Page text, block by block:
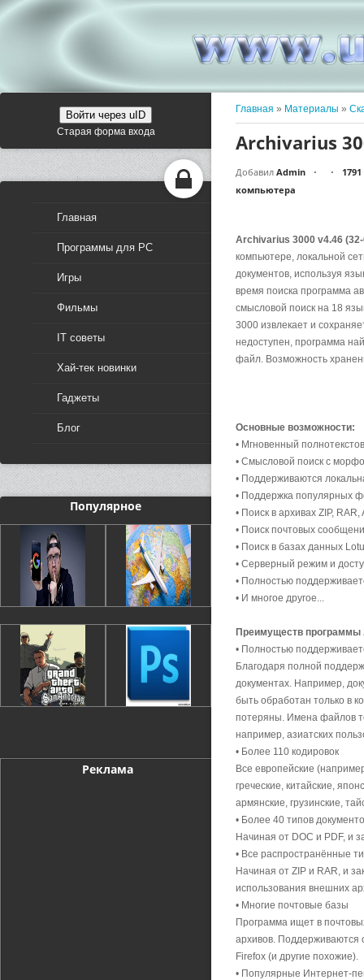
Войти через uID
Старая форма входа
Главная
Программы для PC
Игры
Фильмы
IT советы
Хай-тек новинки
Гаджеты
Блог
Популярное
Реклама
Главная » Материалы »
Archivarius
Добавил Admin • •
компьютера
Archivarius 3000 v4.46
компьютере, локальной
документов, используя
время поиска программа
смысловой поиск на 18
3000 извлекает и
недоступен, программа
файл. Возможность
Основные возможности:
• Мгновенный
• Смысловой поиск с
• Поддерживаются
• Поддержка популярных
• Поиск в архивах ZIP, RAR,
• Поиск почтовых
• Поиск в базах данных
• Серверный режим и
• Полностью
• И многое другое...
Преимуществ программы
• Полностью
Благодаря полной
документах. Например,
быть обработан только в
потеряны. Имена файлов
например, азиатских
• Более 110 кодировок
Все европейские
греческие, китайские,
армянские, грузинские,
• Более 40 типов
Начиная от DOC и PDF, и
• Все распространённые
Начиная от ZIP и RAR, и
использования внешних
• Многие почтовые базы
Программа ищет в
архивов. Поддерживаются
Firefox (и другие похожие).
• Популярные Интернет-